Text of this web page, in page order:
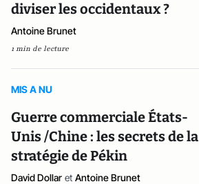
diviser les occidentaux ?
Antoine Brunet
1 min de lecture
MIS A NU
Guerre commerciale États-
Unis /Chine : les secrets de la
stratégie de Pékin
David Dollar et Antoine Brunet